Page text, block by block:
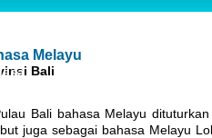
Melayu
Bali
Bali bahasa Melayu
juga sebagai bahasa Melayu